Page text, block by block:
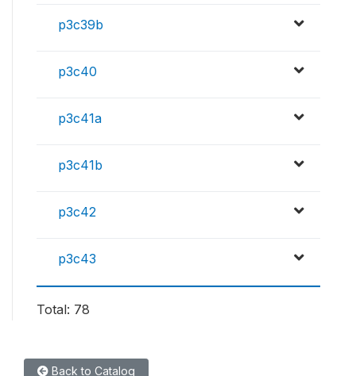
p3c39b
p3c40
p3c41a
p3c41b
p3c42
p3c43
Total: 78
Back to Catalog